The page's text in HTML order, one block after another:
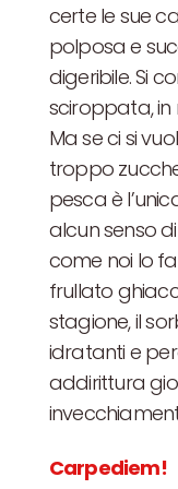
certe le sue
polposa e
digeribile. Si
sciroppata, in
Ma se ci si
troppo
pesca è
alcun senso
come noi lo
frullato
stagione, il
idratanti e
addirittura
Carpediem!